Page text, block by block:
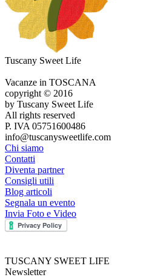
Tuscany Sweet Life
Vacanze in TOSCANA
copyright © 2016
by Tuscany Sweet Life
All rights reserved
P. IVA 05751600486
info@tuscanysweetlife.com
Chi siamo
Contatti
Diventa partner
Consigli utili
Blog articoli
Segnala un evento
Invia Foto e Video
TUSCANY SWEET LIFE
Newsletter